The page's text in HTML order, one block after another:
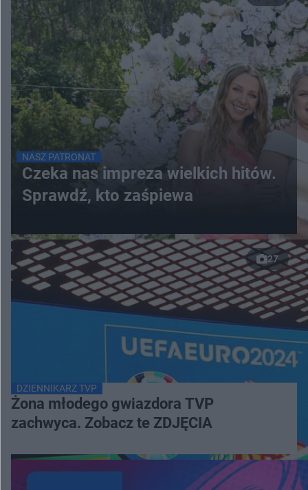
NASZ PATRONAT
Czeka nas impreza wielkich hitów.
Sprawdź, kto zaśpiewa
27
DZIENNIKARZ TVP
Żona młodego gwiazdora TVP
zachwyca. Zobacz te ZDJĘCIA